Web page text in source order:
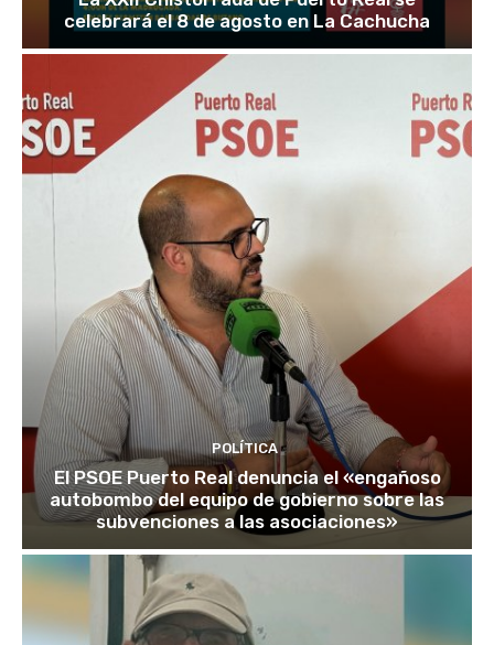
celebrará el 8 de agosto en La Cachucha
POLÍTICA
El PSOE Puerto Real denuncia el «engañoso
autobombo del equipo de gobierno sobre las
subvenciones a las asociaciones»